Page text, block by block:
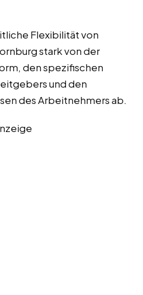
Flexibilität von
stark von der
den spezifischen
und den
des Arbeitnehmers ab.